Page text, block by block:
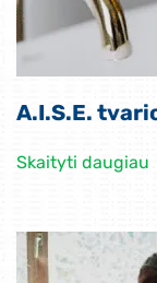
A.I.S.E.
Skaityti daugiau